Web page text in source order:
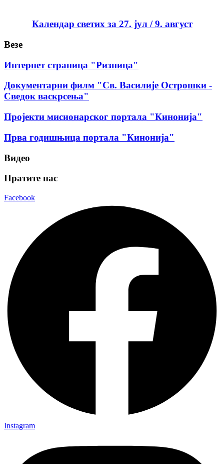
Календар светих за 27. јул / 9. август
Везе
Интернет страница "Ризница"
Документарни филм "Св. Василије Острошки -
Сведок васкрсења"
Пројекти мисионарског портала "Кинонија"
Прва годишњица портала "Кинонија"
Видео
Пратите нас
Facebook
Instagram